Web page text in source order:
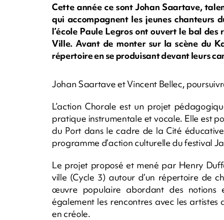
Cette année ce sont Johan Saartave,
qui accompagnent les jeunes chanteurs
l’école Paule Legros ont ouvert le bal
Ville. Avant de monter sur la scène du
répertoire en se produisant devant leurs
Johan Saartave et Vincent Bellec,
L’action Chorale est un projet
pratique instrumentale et vocale. Elle est
du Port dans le cadre de la Cité
programme d’action culturelle du festival
Le projet proposé et mené par Henry
ville (Cycle 3) autour d’un répertoire de
œuvre populaire abordant des notions
également les rencontres avec les
en créole.